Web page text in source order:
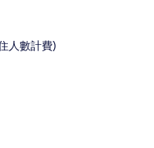
人數計費)